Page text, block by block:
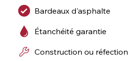
Bardeaux d'asphalte
Étanchéité garantie
Construction ou réfection